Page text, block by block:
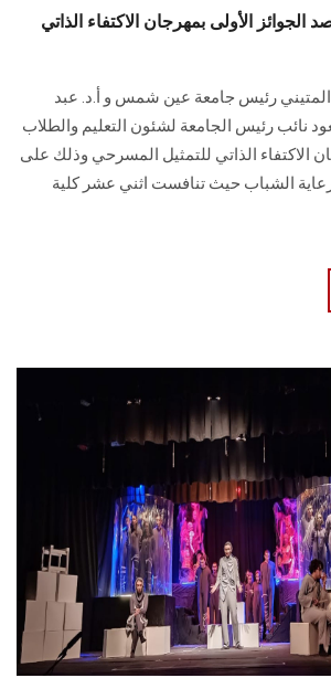
الأولى بمهرجان الاكتفاء الذاتي
رئيس جامعة عين شمس و أ.د. عبد
نائب رئيس الجامعة لشئون التعليم والطلاب
الاكتفاء الذاتي للتمثيل المسرحي وذلك على
الشباب حيث تنافست اثني عشر كلية